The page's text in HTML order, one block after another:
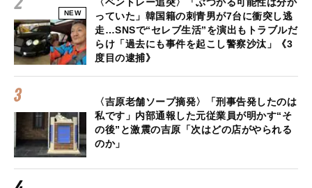
NEW
〈ベントレー追突〉「ぶつかる可能性は分か
っていた」韓国籍の刺青男が7台に衝突し逃
走…SNSで“セレブ生活”を演出もトラブルだ
らけ「過去にも事件を起こし警察沙汰」《3
度目の逮捕》
〈吉原老舗ソープ摘発〉「刑事告発したのは
私です」内部通報した元従業員が明かす“そ
の後”と激震の吉原「次はどの店がやられる
のか」